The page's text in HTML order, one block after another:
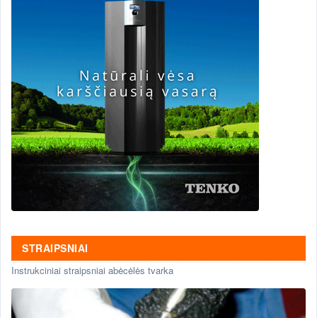
STRAIPSNIAI
Instrukciniai straipsniai abėcėlės tvarka